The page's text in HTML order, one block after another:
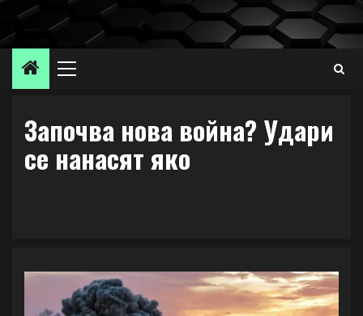
Skip
content
Primary
Започва нова война? Удари
се нанасят яко